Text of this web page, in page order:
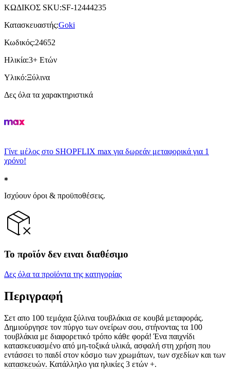
ΚΩΔΙΚΟΣ SKU:SF-12444235
Κατασκευαστής:Goki
Κωδικός:24652
Ηλικία:3+ Ετών
Υλικό:Ξύλινα
Δες όλα τα χαρακτηριστικά
Γίνε μέλος στο SHOPFLIX max για δωρεάν μεταφορικά για 1
χρόνο!
Ισχύουν όροι & προϋποθέσεις.
Το προϊόν δεν ειναι διαθέσιμο
Δες όλα τα προϊόντα της κατηγορίας
Περιγραφή
Σετ απο 100 τεμάχια ξύλινα τουβλάκια σε κουβά μεταφοράς.
Δημιούργησε τον πύργο των ονείρων σου, στήνοντας τα 100
τουβλάκια με διαφορετικό τρόπο κάθε φορά! Ένα παιχνίδι
κατασκευασμένο από μη-τοξικά υλικά, ασφαλή στη χρήση που
εντάσσει το παιδί στον κόσμο των χρωμάτων, των σχεδίων και των
κατασκευών. Κατάλληλο για ηλικίες 3 ετών +.